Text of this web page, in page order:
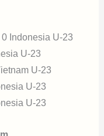
Indonesia U-23
U-23
U-23
U-23
U-23